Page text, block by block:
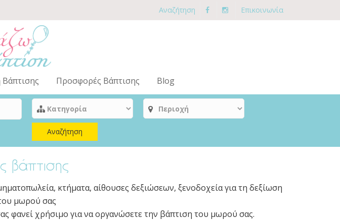
Αναζήτηση Επικοινωνία
Προσφορές Βάπτισης Blog
Αναζήτηση
βάπτισης
κτήματα, αίθουσες δεξιώσεων, ξενοδοχεία για τη δεξίωση
μωρού σας
φανεί χρήσιμο για να οργανώσετε την βάπτιση του μωρού σας.